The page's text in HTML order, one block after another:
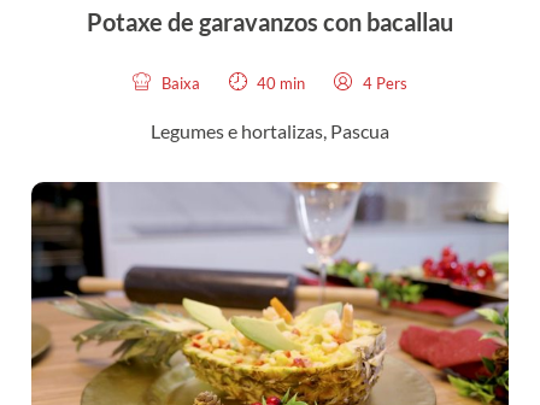
Potaxe de garavanzos con bacallau
Baixa 40 min 4 Pers
Legumes e hortalizas, Pascua